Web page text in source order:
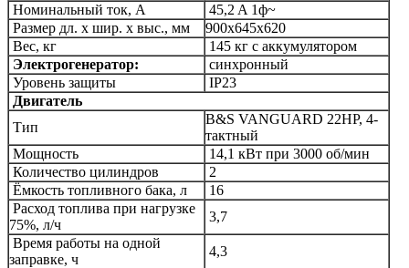
Номинальный ток, А
45,2 A 1ф~
Размер дл. x шир. x выс., мм
900x645x620
Вес, кг
145 кг с аккумулятором
Электрогенератор:
синхронный
Уровень защиты
IP23
Двигатель
Тип
B&S VANGUARD 22HP, 4-
тактный
Мощность
14,1 кВт при 3000 об/мин
Количество цилиндров
2
Ёмкость топливного бака, л
16
Расход топлива при нагрузке
75%, л/ч
3,7
Время работы на одной
заправке, ч
4,3